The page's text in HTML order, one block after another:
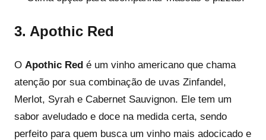
3. Apothic Red
O Apothic Red é um vinho americano que chama
atenção por sua combinação de uvas Zinfandel,
Merlot, Syrah e Cabernet Sauvignon. Ele tem um
sabor aveludado e doce na medida certa, sendo
perfeito para quem busca um vinho mais adocicado e